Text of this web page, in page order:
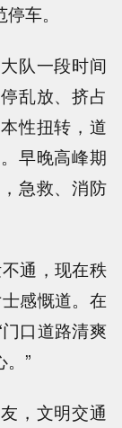
车。
队一段时间
乱放、挤占
性扭转，道
早晚高峰期
急救、消防
通，现在秩
感慨道。在
口道路清爽
”
，文明交通